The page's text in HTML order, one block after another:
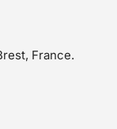
France.